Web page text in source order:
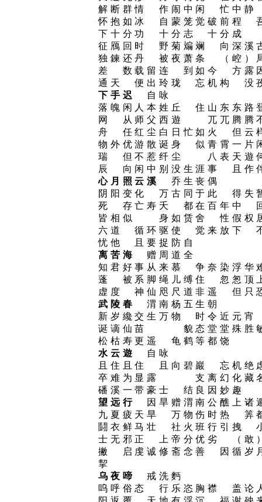
解断群情 作闹中闲 忙中
怀抱如冰 自蒙笼觉破前程
下十分功 十分志 十分成
征鴈回时 野菊斒斓 向深
独鍊还丹 被夜萧条 （崆
差 数载留连 到如今 方露
通天 便出玲珑 忘机构 没
下手迟
自咏
落魄闲人本姓丘 住山东东
网 从师父西遊 兀兀腾腾
舟 任红尘白日忙如火 但云
物外优游散诞身 似青霄一
瑞 但不惹纤尘 八表天遊
辰 向闲中别没生涯事 且作
心月照云溪
乔生丧偶
阴阳变化 万古同于此 得失
死 存亡寿夭 都在百年中
皆相似 身如赁舍 性假权
六道 循环驱使 觉来放下
忧他 且要捉防自
离苦海
赠周道全
知君好事从来慕 争奈染浮
蓬 被系脚绳儿缚住 忽怱顶
虚度 神仙咫尺道非遥 但只
武陵春
渭南杨五生朝
新岁纔交生万物 时令近元
诞谪仙苗 貌态堂堂殊胜
松枯寿更遥 龟鹤等都饶
水云遊
自咏
且住且住 且向碧巖 忘机
卒难为显露 支离幻化藏
磻溪一带豪士 结良因妙趣
望远行
因旱赠渭南公醮上诸
九夏疲天旱 万物伤时热 筭
鬪衣鲜马壮 社火班行引拽
士无邪正 上帝分优劣 （敢
撇 启虔诚修斋念善 因循
挈
乌夜啼
戒洗麪
呜呼俗态 行乐恣胸襟 盖